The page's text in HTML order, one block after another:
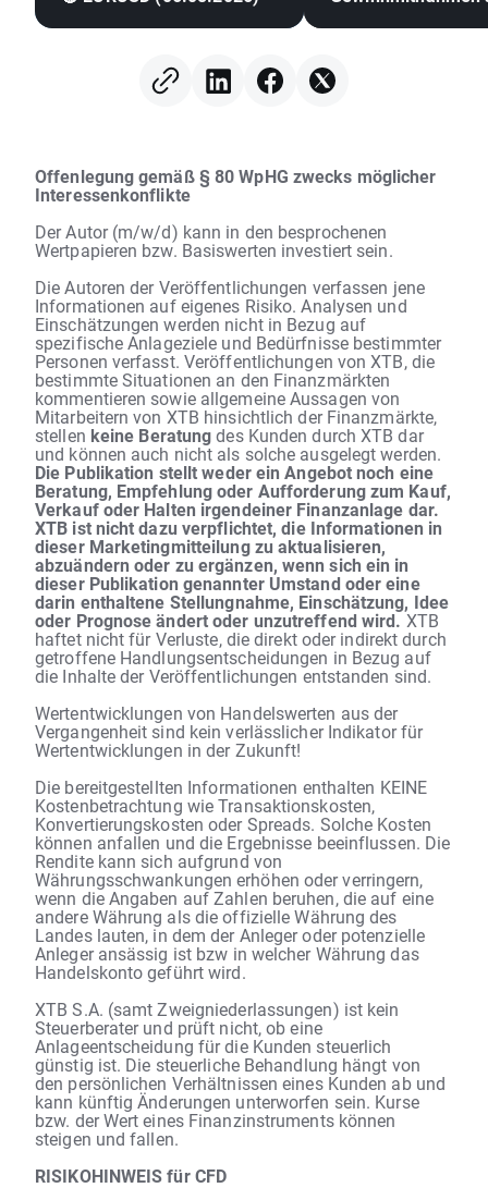
Offenlegung gemäß § 80 WpHG zwecks möglicher
Interessenkonflikte
Der Autor (m/w/d) kann in den besprochenen
Wertpapieren bzw. Basiswerten investiert sein.
Die Autoren der Veröffentlichungen verfassen jene
Informationen auf eigenes Risiko. Analysen und
Einschätzungen werden nicht in Bezug auf
spezifische Anlageziele und Bedürfnisse bestimmter
Personen verfasst. Veröffentlichungen von XTB, die
bestimmte Situationen an den Finanzmärkten
kommentieren sowie allgemeine Aussagen von
Mitarbeitern von XTB hinsichtlich der Finanzmärkte,
stellen keine Beratungdes Kunden durch XTB dar
und können auch nicht als solche ausgelegt werden.
Die Publikation stellt weder ein Angebot noch eine
Beratung, Empfehlung oder Aufforderung zum Kauf,
Verkauf oder Halten irgendeiner Finanzanlage dar.
XTB ist nicht dazu verpflichtet, die Informationen in
dieser Marketingmitteilung zu aktualisieren,
abzuändern oder zu ergänzen, wenn sich ein in
dieser Publikation genannter Umstand oder eine
darin enthaltene Stellungnahme, Einschätzung, Idee
oder Prognose ändert oder unzutreffend wird. XTB
haftet nicht für Verluste, die direkt oder indirekt durch
getroffene Handlungsentscheidungen in Bezug auf
die Inhalte der Veröffentlichungen entstanden sind.
Wertentwicklungen von Handelswerten aus der
Vergangenheit sind kein verlässlicher Indikator für
Wertentwicklungen in der Zukunft!
Die bereitgestellten Informationen enthalten KEINE
Kostenbetrachtung wie Transaktionskosten,
Konvertierungskosten oder Spreads. Solche Kosten
können anfallen und die Ergebnisse beeinflussen. Die
Rendite kann sich aufgrund von
Währungsschwankungen erhöhen oder verringern,
wenn die Angaben auf Zahlen beruhen, die auf eine
andere Währung als die offizielle Währung des
Landes lauten, in dem der Anleger oder potenzielle
Anleger ansässig ist bzw in welcher Währung das
Handelskonto geführt wird.
XTB S.A. (samt Zweigniederlassungen) ist kein
Steuerberater und prüft nicht, ob eine
Anlageentscheidung für die Kunden steuerlich
günstig ist. Die steuerliche Behandlung hängt von
den persönlichen Verhältnissen eines Kunden ab und
kann künftig Änderungen unterworfen sein. Kurse
bzw. der Wert eines Finanzinstruments können
steigen und fallen.
RISIKOHINWEIS für CFD